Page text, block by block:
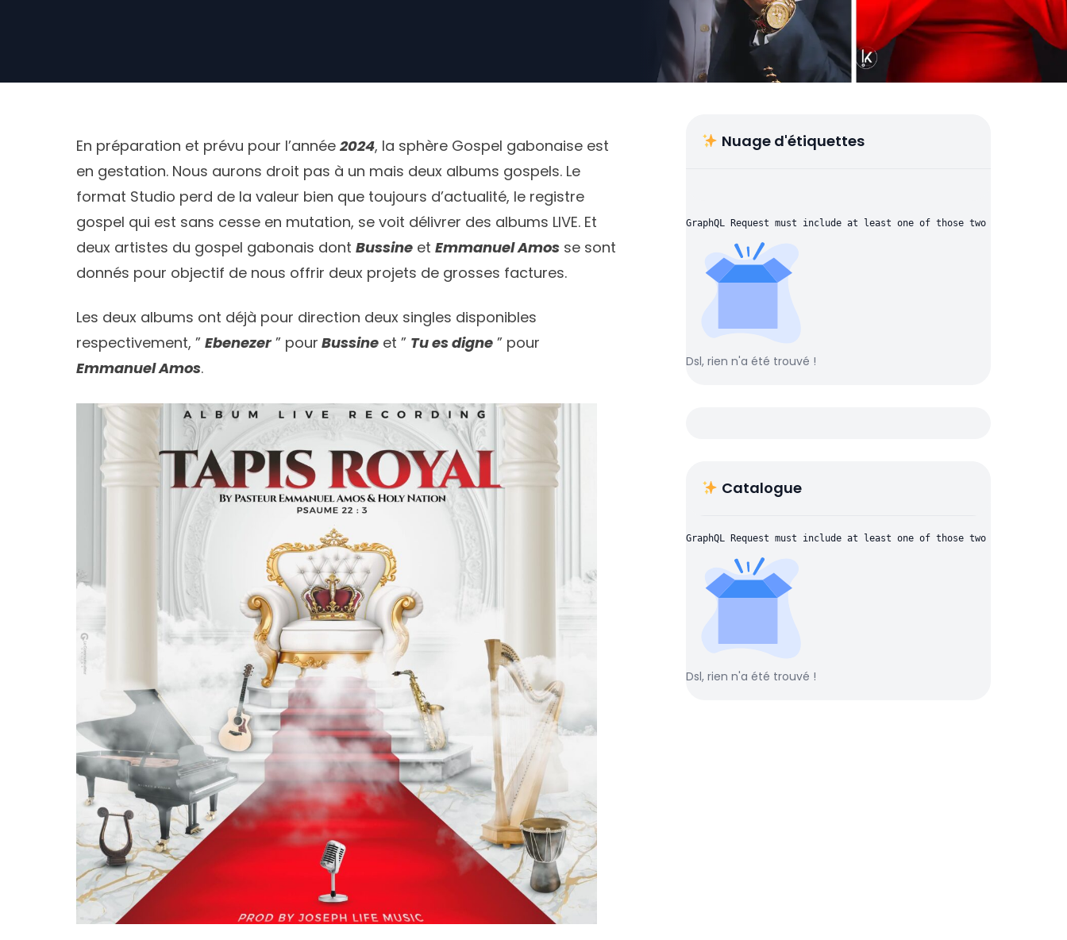
En préparation et prévu pour l’année 2024, la sphère Gospel gabonaise est
en gestation. Nous aurons droit pas à un mais deux albums gospels. Le
format Studio perd de la valeur bien que toujours d’actualité, le registre
gospel qui est sans cesse en mutation, se voit délivrer des albums LIVE. Et
deux artistes du gospel gabonais dont Bussine et Emmanuel Amos se sont
donnés pour objectif de nous offrir deux projets de grosses factures.
Les deux albums ont déjà pour direction deux singles disponibles
respectivement, ” Ebenezer ” pour Bussine et ” Tu es digne ” pour
Emmanuel Amos.
Nuage d'étiquettes
GraphQL Request must include at least one of those two parameters:
Dsl, rien n'a été trouvé !
Catalogue
GraphQL Request must include at least one of those two parameters:
Dsl, rien n'a été trouvé !